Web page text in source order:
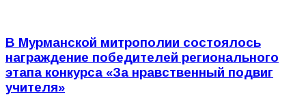
В Мурманской митрополии состоялось
награждение победителей регионального
этапа конкурса «За нравственный подвиг
учителя»